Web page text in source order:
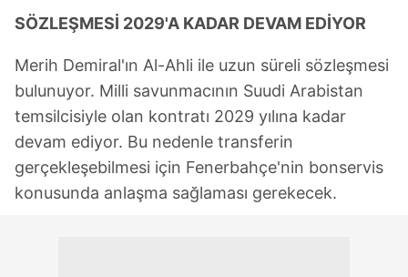
SÖZLEŞMESİ 2029'A KADAR DEVAM EDİYOR
Merih Demiral'ın Al-Ahli ile uzun süreli sözleşmesi
bulunuyor. Milli savunmacının Suudi Arabistan
temsilcisiyle olan kontratı 2029 yılına kadar
devam ediyor. Bu nedenle transferin
gerçekleşebilmesi için Fenerbahçe'nin bonservis
konusunda anlaşma sağlaması gerekecek.